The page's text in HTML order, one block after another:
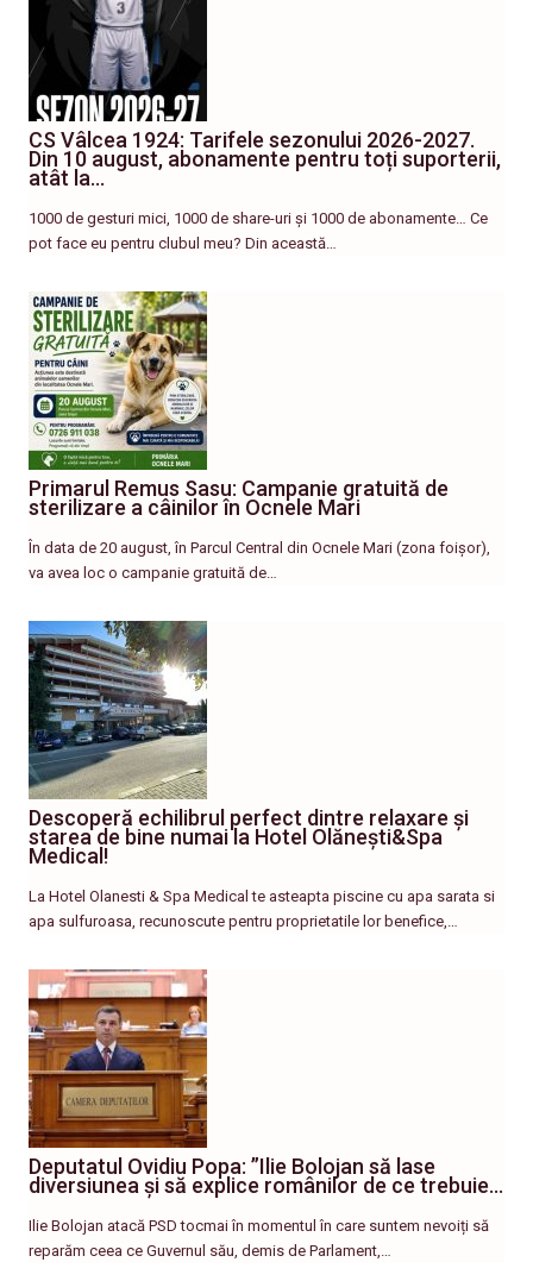
CS Vâlcea 1924: Tarifele sezonului 2026-2027.
Din 10 august, abonamente pentru toți suporterii,
atât la…
1000 de gesturi mici, 1000 de share-uri și 1000 de abonamente… Ce
pot face eu pentru clubul meu? Din această…
Primarul Remus Sasu: Campanie gratuită de
sterilizare a câinilor în Ocnele Mari
În data de 20 august, în Parcul Central din Ocnele Mari (zona foișor),
va avea loc o campanie gratuită de…
Descoperă echilibrul perfect dintre relaxare și
starea de bine numai la Hotel Olănești&Spa
Medical!
La Hotel Olanesti & Spa Medical te asteapta piscine cu apa sarata si
apa sulfuroasa, recunoscute pentru proprietatile lor benefice,…
Deputatul Ovidiu Popa: ”Ilie Bolojan să lase
diversiunea și să explice românilor de ce trebuie…
Ilie Bolojan atacă PSD tocmai în momentul în care suntem nevoiți să
reparăm ceea ce Guvernul său, demis de Parlament,…